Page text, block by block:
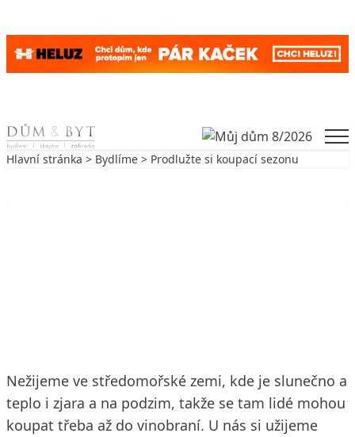
Skip to content
Hlavní stránka > Bydlíme > Prodlužte si koupací sezonu
Nežijeme ve středomořské zemi, kde je slunečno a
teplo i zjara a na podzim, takže se tam lidé mohou
koupat třeba až do vinobraní. U nás si užijeme